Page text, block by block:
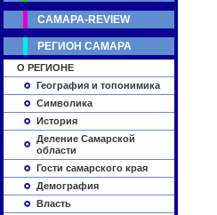
САМАРА-REVIEW
РЕГИОН САМАРА
О РЕГИОНЕ
География и топонимика
Символика
История
Деление Самарской
области
Гости самарского края
Демография
Власть